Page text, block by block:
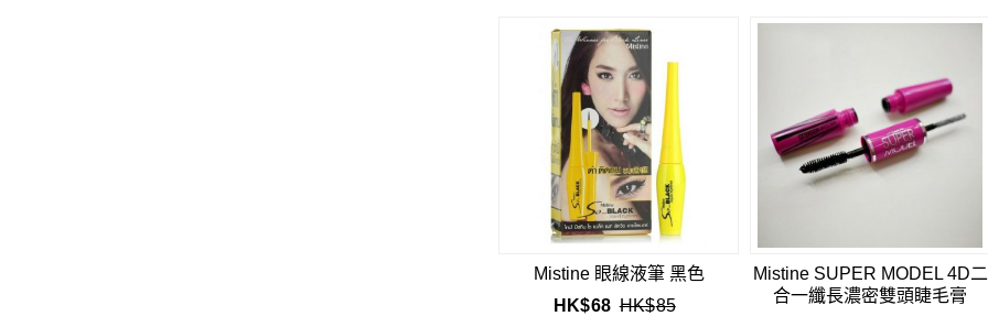
Mistine 眼線液筆 黑色
HK$68 HK$85
Mistine SUPER MODEL 4D二
合一纖長濃密雙頭睫毛膏